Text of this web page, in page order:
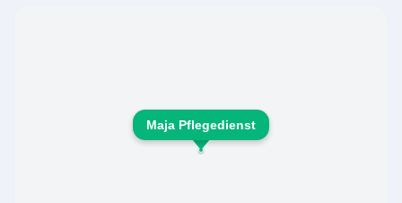
Würde und Lebensqualität der
Pflegebedürftigen ausgerichtet.
Maja Pflegedienst